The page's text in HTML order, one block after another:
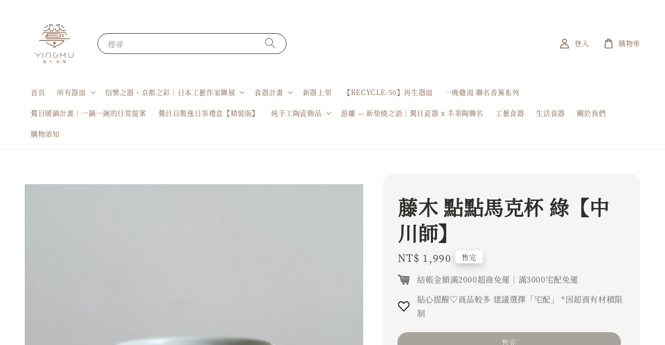
搜尋
首頁 所有器皿 信樂之器・京都之彩｜日本工藝作家聯展 食器計畫 新器上架 【RECYCLE-50】再生器皿 一晚雞湯 聯名香薰系列
鶯目暖鍋計畫｜一鍋一碗的日常提案 鶯目自製逸日茶禮盒【精裝版】 純手工陶瓷飾品 游離 — 新柴燒之語｜鶯目瓷器 x 丰茶陶聯名 工藝食器 生活食器 關於我們
購物須知
登入 購物車
藤木 點點馬克杯 綠【中
川師】
Regular
price
NT$ 1,990 售完
結帳金額滿2000超商免運｜滿3000宅配免運
貼心提醒♡商品較多 建議選擇「宅配」 *因超商有材積限
制
售完